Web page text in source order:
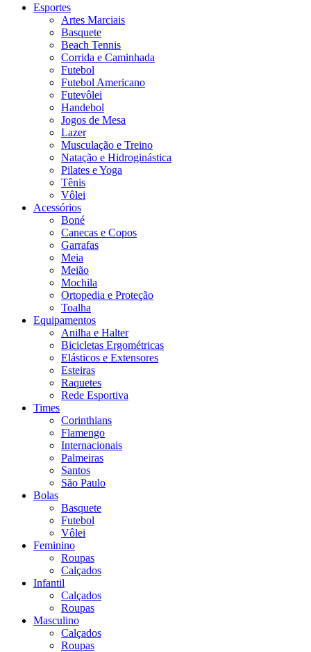
Esportes
Artes Marciais
Basquete
Beach Tennis
Corrida e Caminhada
Futebol
Futebol Americano
Futevôlei
Handebol
Jogos de Mesa
Lazer
Musculação e Treino
Natação e Hidroginástica
Pilates e Yoga
Tênis
Vôlei
Acessórios
Boné
Canecas e Copos
Garrafas
Meia
Meião
Mochila
Ortopedia e Proteção
Toalha
Equipamentos
Anilha e Halter
Bicicletas Ergométricas
Elásticos e Extensores
Esteiras
Raquetes
Rede Esportiva
Times
Corinthians
Flamengo
Internacionais
Palmeiras
Santos
São Paulo
Bolas
Basquete
Futebol
Vôlei
Feminino
Roupas
Calçados
Infantil
Calçados
Roupas
Masculino
Calçados
Roupas